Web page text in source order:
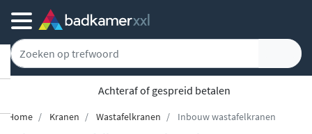
Achteraf of gespreid betalen
Home Kranen Wastafelkranen Inbouw wastafelkranen